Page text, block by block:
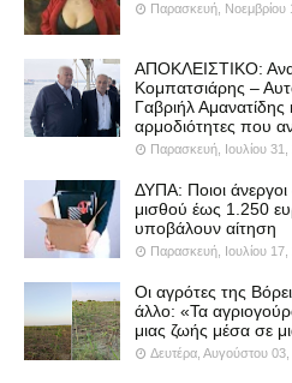
Παρασκευή, Νοεμβρίου
ΑΠΟΚΛΕΙΣΤΙΚΟ:
Κομπατσιάρης –
Γαβριήλ Αμανατίδης
αρμοδιότητες που
Παρασκευή, Ιουλίου
ΔΥΠΑ: Ποιοι άνεργοι
μισθού έως 1.250
υποβάλουν αίτηση
Παρασκευή, Ιουλίου
Οι αγρότες της
άλλο: «Τα
μιας ζωής μέσα σε
Δευτέρα, Αυγούστου